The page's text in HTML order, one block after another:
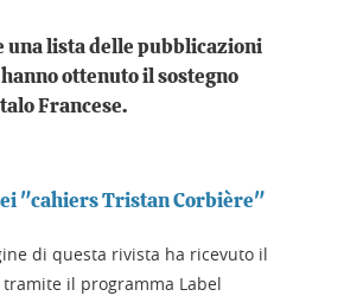
una lista delle pubblicazioni
ottenuto il sostegno
Francese.
"cahiers Tristan Corbière"
di questa rivista ha ricevuto il
il programma Label